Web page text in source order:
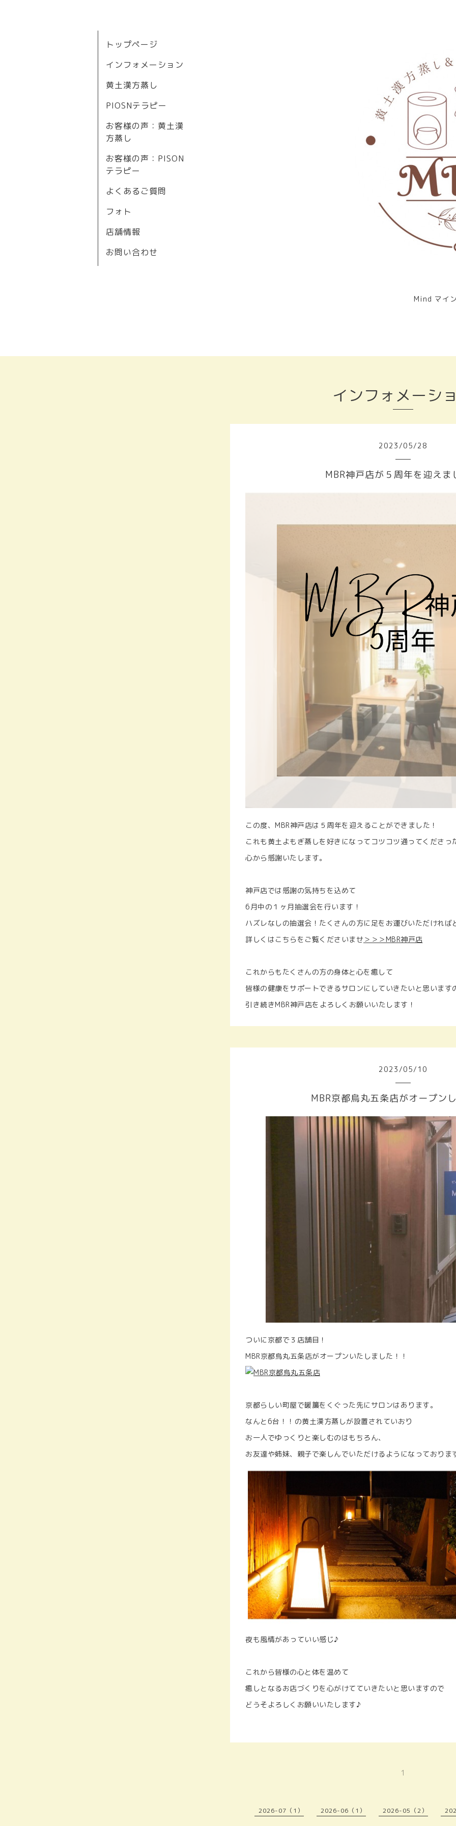
Mind マイ
トップページ
インフォメーション
黄土漢方蒸し
PIOSNテラピー
お客様の声：黄土漢
方蒸し
お客様の声：PISON
テラピー
よくあるご質問
フォト
店舗情報
お問い合わせ
インフォメーシ
2023/05/28
MBR神戸店が５周年を迎えま
この度、MBR神戸店は５周年を迎えることができました！
これも黄土よもぎ蒸しを好きになってコツコツ通ってくださっ
心から感謝いたします。
神戸店では感謝の気持ちを込めて
6月中の１ヶ月抽選会を行います！
ハズレなしの抽選会！たくさんの方に足をお運びいただければ
詳しくはこちらをご覧くださいませ ＞＞＞MBR神戸店
これからもたくさんの方の身体と心を癒して
皆様の健康をサポートできるサロンにしていきたいと思います
引き続きMBR神戸店をよろしくお願いいたします！
2023/05/ 10
MBR京都烏丸五条店がオープン
ついに京都で３店舗目！
MBR京都烏丸五条店がオープンいたしました！！
京都らしい町屋で暖簾をくぐった先にサロンはあります。
なんと6台！！の黄土漢方蒸しが設置されていおり
お一人でゆっくりと楽しむのはもちろん、
お友達や姉妹、親子で楽しんでいただけるようになっておりま
夜も風情があっていい感じ♪
これから皆様の心と体を温めて
癒しとなるお店づくりを心がけてていきたいと思いますので
どうそよろしくお願いいたします♪
1
2026-07（1） 2026-06（1） 2026-05（2）